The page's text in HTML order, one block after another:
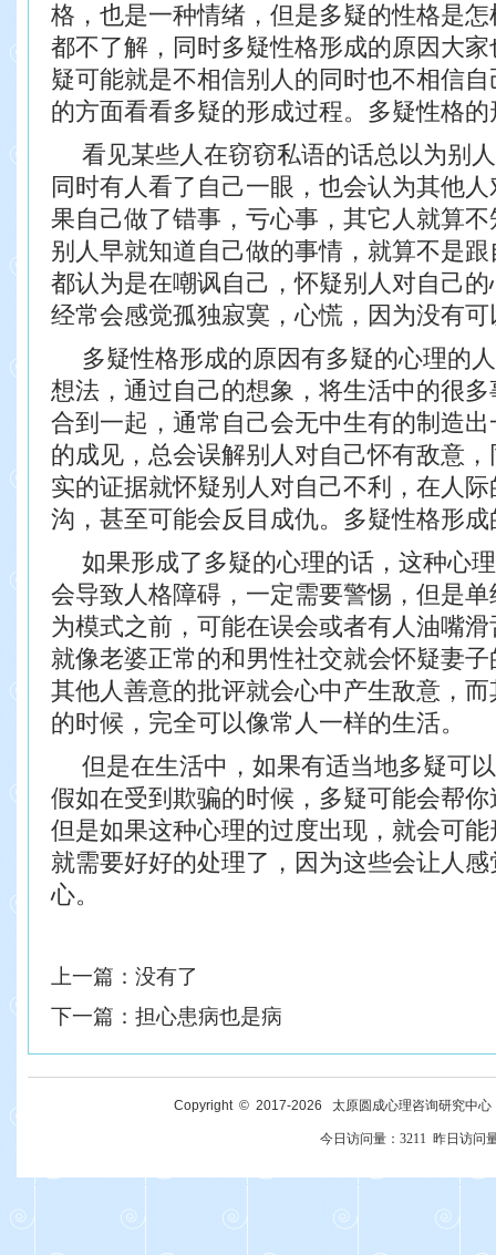
格，也是一种情绪，但是多疑的性格是
都不了解，同时多疑性格形成的原因大
疑可能就是不相信别人的同时也不相信
的方面看看多疑的形成过程。 多疑性格
看见某些人在窃窃私语的话总以为别
同时有人看了自己一眼，也会认为其他
果自己做了错事，亏心事，其它人就算
别人早就知道自己做的事情，就算不是
都认为是在嘲讽自己，怀疑别人对自己
经常会感觉孤独寂寞，心慌，因为没有
多疑性格形成的原因有多疑的心理的
想法，通过自己的想象，将生活中的很
合到一起，通常自己会无中生有的制造
的成见，总会误解别人对自己怀有敌意
实的证据就怀疑别人对自己不利，在人
沟，甚至可能会反目成仇。 多疑性格形
如果形成了多疑的心理的话，这种心
会导致人格障碍，一定需要警惕，但是
为模式之前，可能在误会或者有人油嘴
就像老婆正常的和男性社交就会怀疑妻
其他人善意的批评就会心中产生敌意，
的时候，完全可以像常人一样的生活。
但是在生活中，如果有适当地多疑可
假如在受到欺骗的时候，多疑可能会帮
但是如果这种心理的过度出现，就会可
就需要好好的处理了，因为这些会让人
心。
上一篇： 没有了
下一篇： 担心患病也是病
Copyright © 2017-2026 太原圆成心理咨询研究中
今日访问量： 3211 昨日访问